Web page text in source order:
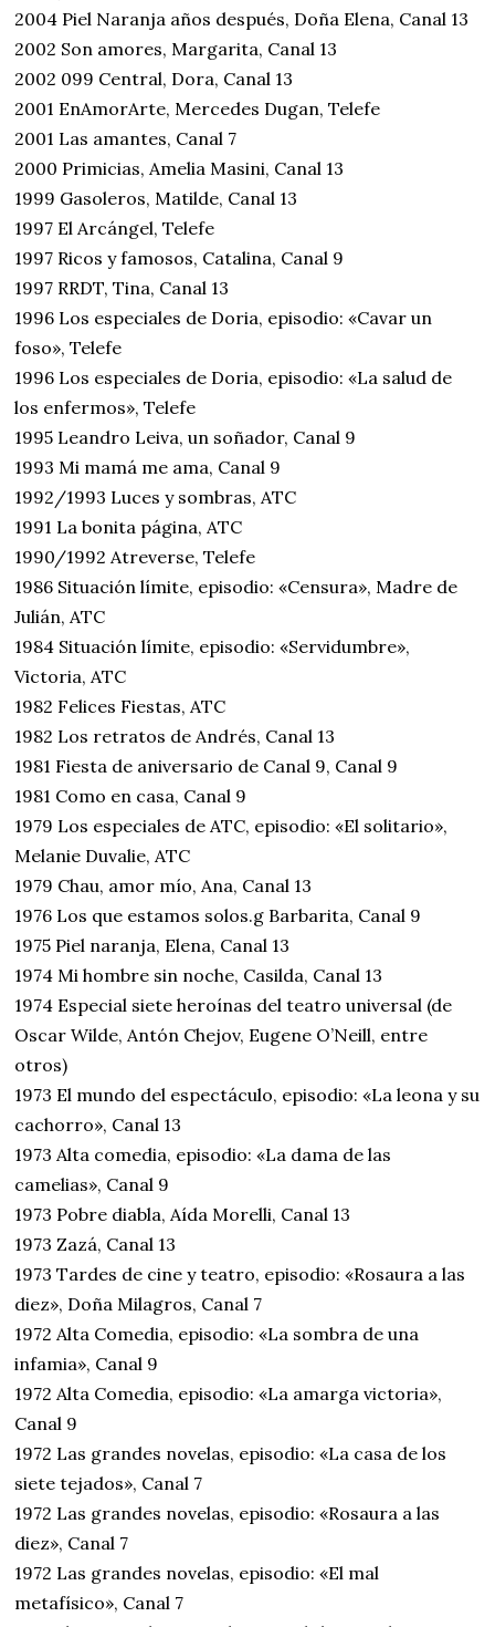
2004 Piel Naranja años después, Doña Elena, Canal 13
2002 Son amores, Margarita, Canal 13
2002 099 Central, Dora, Canal 13
2001 EnAmorArte, Mercedes Dugan, Telefe
2001 Las amantes, Canal 7
2000 Primicias, Amelia Masini, Canal 13
1999 Gasoleros, Matilde, Canal 13
1997 El Arcángel, Telefe
1997 Ricos y famosos, Catalina, Canal 9
1997 RRDT, Tina, Canal 13
1996 Los especiales de Doria, episodio: «Cavar un
foso», Telefe
1996 Los especiales de Doria, episodio: «La salud de
los enfermos», Telefe
1995 Leandro Leiva, un soñador, Canal 9
1993 Mi mamá me ama, Canal 9
1992/1993 Luces y sombras, ATC
1991 La bonita página, ATC
1990/1992 Atreverse, Telefe
1986 Situación límite, episodio: «Censura», Madre de
Julián, ATC
1984 Situación límite, episodio: «Servidumbre»,
Victoria, ATC
1982 Felices Fiestas, ATC
1982 Los retratos de Andrés, Canal 13
1981 Fiesta de aniversario de Canal 9, Canal 9
1981 Como en casa, Canal 9
1979 Los especiales de ATC, episodio: «El solitario»,
Melanie Duvalie, ATC
1979 Chau, amor mío, Ana, Canal 13
1976 Los que estamos solos.g Barbarita, Canal 9
1975 Piel naranja, Elena, Canal 13
1974 Mi hombre sin noche, Casilda, Canal 13
1974 Especial siete heroínas del teatro universal (de
Oscar Wilde, Antón Chejov, Eugene O’Neill, entre
otros)
1973 El mundo del espectáculo, episodio: «La leona y su
cachorro», Canal 13
1973 Alta comedia, episodio: «La dama de las
camelias», Canal 9
1973 Pobre diabla, Aída Morelli, Canal 13
1973 Zazá, Canal 13
1973 Tardes de cine y teatro, episodio: «Rosaura a las
diez», Doña Milagros, Canal 7
1972 Alta Comedia, episodio: «La sombra de una
infamia», Canal 9
1972 Alta Comedia, episodio: «La amarga victoria»,
Canal 9
1972 Las grandes novelas, episodio: «La casa de los
siete tejados», Canal 7
1972 Las grandes novelas, episodio: «Rosaura a las
diez», Canal 7
1972 Las grandes novelas, episodio: «El mal
metafísico», Canal 7